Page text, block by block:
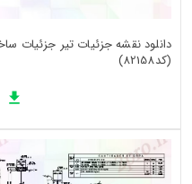
دانلود نقشه جزئیات تیر جزئیات
(کد82158)